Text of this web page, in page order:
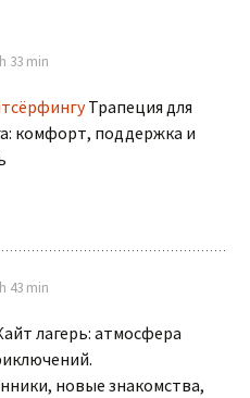
33 min
Трапеция для
комфорт, поддержка и
43 min
лагерь: атмосфера
новые знакомства,